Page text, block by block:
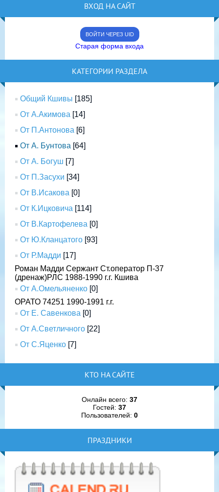
ВХОД НА САЙТ
ВОЙТИ ЧЕРЕЗ UID
Старая форма входа
КАТЕГОРИИ РАЗДЕЛА
Общий Кшивы [185]
От А.Акимова [14]
От П.Антонова [6]
От А. Бунтова [64]
От А. Богуш [7]
От П.Засухи [34]
От В.Исакова [0]
От К.Ицковича [114]
От В.Картофелева [0]
От Ю.Кланцатого [93]
От Р.Мадди [17]
Роман Мадди Сержант Ст.оператор П-37
(дренаж)РЛС 1988-1990 г.г. Кшива
От А.Омельяненко [0]
ОРАТО 74251 1990-1991 г.г.
От Е. Савенкова [0]
От А.Светличного [22]
От С.Яценко [7]
КТО НА САЙТЕ
Онлайн всего: 37
Гостей: 37
Пользователей: 0
ПРАЗДНИКИ